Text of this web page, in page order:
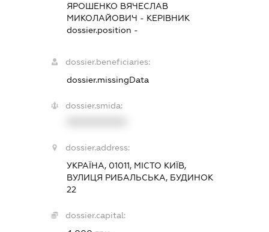
ЯРОШЕНКО ВЯЧЕСЛАВ
МИКОЛАЙОВИЧ - КЕРІВНИК
dossier.position -
dossier.beneficiaries:
dossier.missingData
dossier.smida:
dossier.address:
УКРАЇНА, 01011, МІСТО КИЇВ,
ВУЛИЦЯ РИБАЛЬСЬКА, БУДИНОК
22
dossier.capital: